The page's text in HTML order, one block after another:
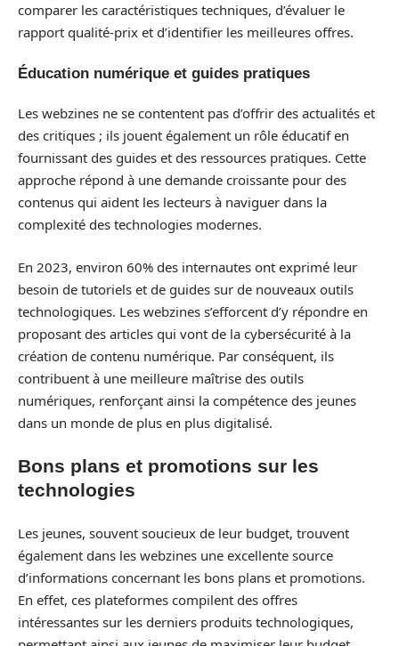
comparer les caractéristiques techniques, d’évaluer le
rapport qualité-prix et d’identifier les meilleures offres.
Éducation numérique et guides pratiques
Les webzines ne se contentent pas d’offrir des actualités et
des critiques ; ils jouent également un rôle éducatif en
fournissant des guides et des ressources pratiques. Cette
approche répond à une demande croissante pour des
contenus qui aident les lecteurs à naviguer dans la
complexité des technologies modernes.
En 2023, environ 60% des internautes ont exprimé leur
besoin de tutoriels et de guides sur de nouveaux outils
technologiques. Les webzines s’efforcent d’y répondre en
proposant des articles qui vont de la cybersécurité à la
création de contenu numérique. Par conséquent, ils
contribuent à une meilleure maîtrise des outils
numériques, renforçant ainsi la compétence des jeunes
dans un monde de plus en plus digitalisé.
Bons plans et promotions sur les
technologies
Les jeunes, souvent soucieux de leur budget, trouvent
également dans les webzines une excellente source
d’informations concernant les bons plans et promotions.
En effet, ces plateformes compilent des offres
intéressantes sur les derniers produits technologiques,